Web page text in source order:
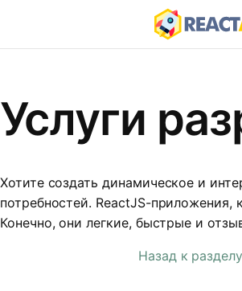
Услуги
Хотите создать динамическое и
потребностей. ReactJS-
Конечно, они легкие, быстрые и
Назад к